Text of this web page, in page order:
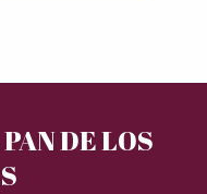
DE LOS